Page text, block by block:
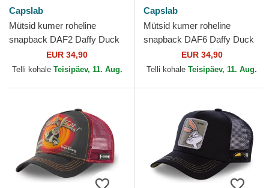
Capslab
Mütsid kumer roheline
snapback DAF2 Daffy Duck
Looney Tunes Capslab
EUR 34,90
Telli kohale Teisipäev, 11. Aug.
Capslab
Mütsid kumer roheline
snapback DAF6 Daffy Duck
Looney Tunes Capslab
EUR 34,90
Telli kohale Teisipäev, 11. Aug.